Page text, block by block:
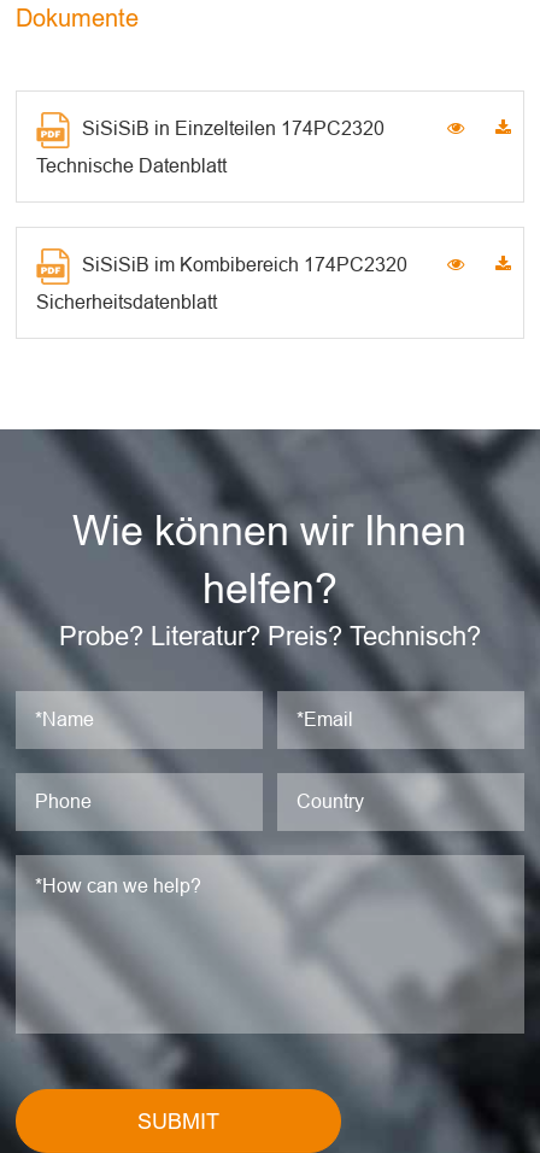
Dokumente
SiSiSiB in Einzelteilen 174PC2320
Technische Datenblatt
SiSiSiB im Kombibereich 174PC2320
Sicherheitsdatenblatt
Wie können wir Ihnen
helfen?
Probe? Literatur? Preis? Technisch?
SUBMIT